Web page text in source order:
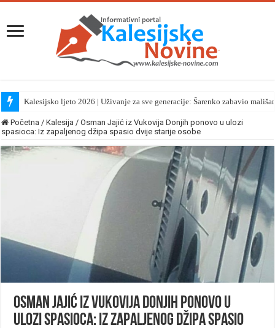
Kalesijsko ljeto 2026 | Uživanje za sve generacije: Šarenko zabavio
Početna / Kalesija / Osman Jajić iz Vukovija Donjih ponovo u ulozi
spasioca: Iz zapaljenog džipa spasio dvije starije osobe
Osman Jajić iz Vukovija Donjih ponovo u
ulozi spasioca: Iz zapaljenog džipa spasio